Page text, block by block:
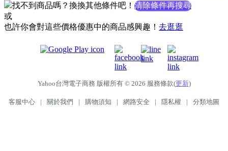
找不到商品嗎？換換其他條件吧！ 清除條件再搜尋
或
也許你會對這些價格優惠中的商品感興趣！ 去逛逛
Yahoo台灣電子商務 版權所有 © 2026 服務條款(更新)
客服中心 | 關於我們 | 購物須知 | 網路安全 | 隱私權 | 分類地圖